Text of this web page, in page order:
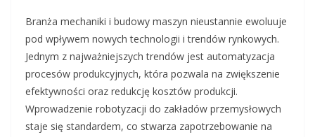
Branża mechaniki i budowy maszyn nieustannie ewoluuje
pod wpływem nowych technologii i trendów rynkowych.
Jednym z najważniejszych trendów jest automatyzacja
procesów produkcyjnych, która pozwala na zwiększenie
efektywności oraz redukcję kosztów produkcji.
Wprowadzenie robotyzacji do zakładów przemysłowych
staje się standardem, co stwarza zapotrzebowanie na